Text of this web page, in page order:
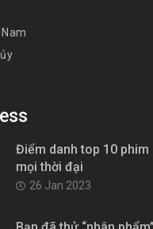
Điểm danh top 10 phim
mọi thời đại
26 Jan 2023